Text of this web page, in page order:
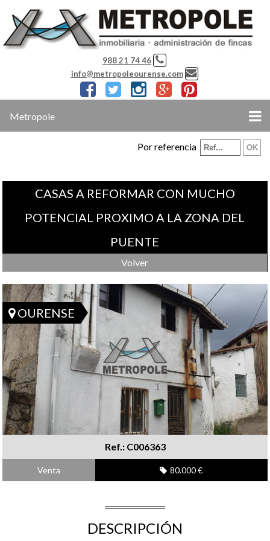
988 21 74 46
info@metropoleourense.com
Metropole
Por referencia
CASAS A REFORMAR CON MUCHO
POTENCIAL PROXIMO A LA ZONA DEL
PUENTE
Volver
OURENSE
Ref.: C006363
Venta 80.000 €
DESCRIPCIÓN